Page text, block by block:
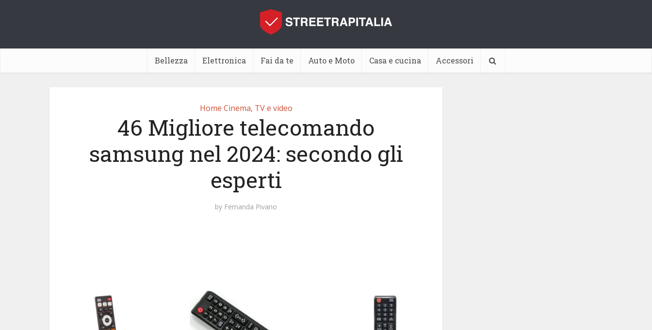
Bellezza Elettronica Fai da te Auto e Moto Casa e cucina Accessori
Home Cinema, TV e video
46 Migliore telecomando
samsung nel 2024: secondo gli
esperti
by Fernanda Pivano